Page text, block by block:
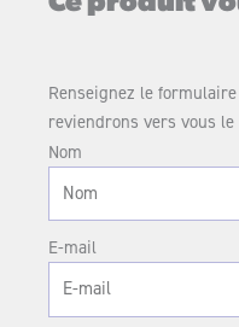
Renseignez le
reviendrons vers vous
Nom
E-mail